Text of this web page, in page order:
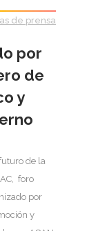
de prensa
por
de
y
de la
foro
por
y